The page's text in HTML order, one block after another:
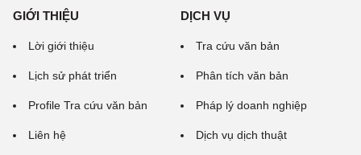
GIỚI THIỆU
Lời giới thiệu
Lịch sử phát triển
Profile Tra cứu văn bản
Liên hệ
DỊCH VỤ
Tra cứu văn bản
Phân tích văn bản
Pháp lý doanh nghiệp
Dịch vụ dịch thuật